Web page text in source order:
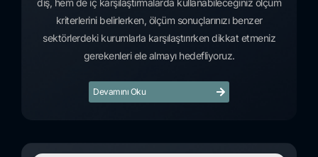
dış, hem de iç karşılaştırmalarda kullanabileceğiniz ölçüm
kriterlerini belirlerken, ölçüm sonuçlarınızı benzer
sektörlerdeki kurumlarla karşılaştırırken dikkat etmeniz
gerekenleri ele almayı hedefliyoruz.
Devamını Oku